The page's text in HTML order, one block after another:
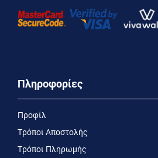
Πληροφορίες
Προφίλ
Τρόποι Αποστολής
Τρόποι Πληρωμής